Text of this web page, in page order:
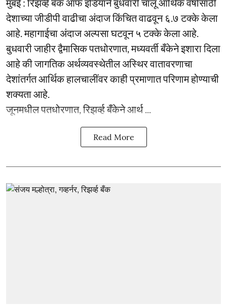
देशाच्या जीडीपी वाढीचा अंदाज किंचित वाढवून ६.७ टक्के केला
आहे. महागाईचा अंदाज अल्पसा घटवून ५ टक्के केला आहे.
बुधवारी जाहीर द्वैमासिक पतधोरणात, मध्यवर्ती बँकेने इशारा दिला
आहे की जागतिक अर्थव्यवस्थेतील अस्थिर वातावरणाचा
देशांतर्गत आर्थिक हालचालींवर काही प्रमाणात परिणाम होण्याची
शक्यता आहे.
जूनमधील पतधोरणात, रिझर्व्ह बँकेने आर्थ ...
Read More